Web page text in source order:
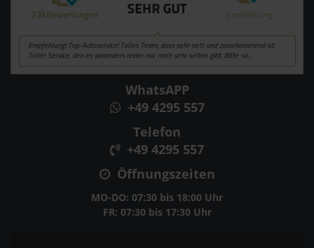
WhatsAPP
+49 4295 557
Telefon
+49 4295 557
Öffnungszeiten
MO-DO: 07:30 bis 18:00 Uhr
FR: 07:30 bis 17:30 Uhr